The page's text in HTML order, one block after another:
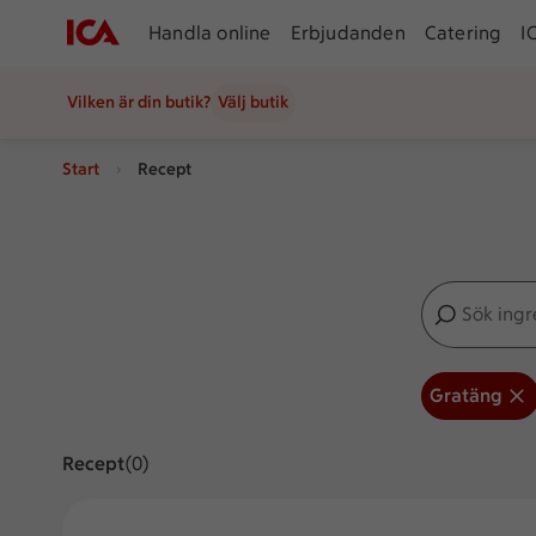
Handla online Erbjudanden Catering
Vilken är din butik? Välj butik
Start Recept
Sök
Inga förslag
Gratäng
ReceptVisar 0 stycken
(0)